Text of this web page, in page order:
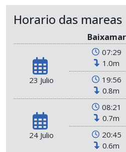
Horario das mareas
Baixamar
23 Julio
07:29
1.0m
19:56
0.8m
24 Julio
08:21
0.7m
20:45
0.6m